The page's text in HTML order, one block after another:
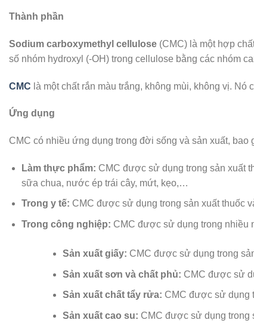
Thành phần
Sodium carboxymethyl cellulose (CMC) là một hợp
số nhóm hydroxyl (-OH) trong cellulose bằng các nhóm
CMC là một chất rắn màu trắng, không mùi, không vị.
Ứng dụng
CMC có nhiều ứng dụng trong đời sống và sản xuất, bao
Làm thực phẩm: CMC được sử dụng trong sản xuất
sữa chua, nước ép trái cây, mứt, kẹo,…
Trong y tế: CMC được sử dụng trong sản xuất thuốc
Trong công nghiệp: CMC được sử dụng trong nhiều
Sản xuất giấy: CMC được sử dụng trong
Sản xuất sơn và chất phủ: CMC được sử
Sản xuất chất tẩy rửa: CMC được sử dụng
Sản xuất cao su: CMC được sử dụng trong